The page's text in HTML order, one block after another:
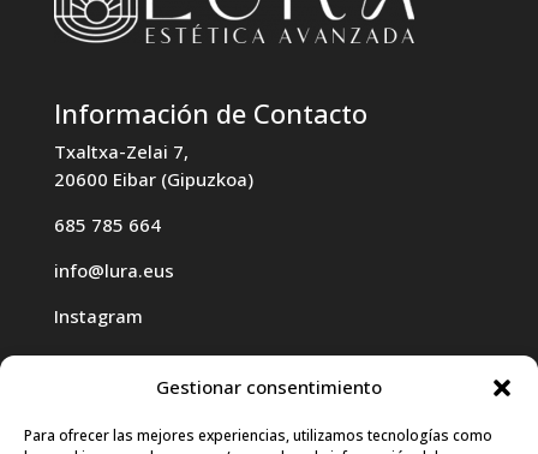
Gestionar consentimiento
Para ofrecer las mejores experiencias, utilizamos tecnologías como
Información de Contacto
Txaltxa-Zelai 7,
20600 Eibar (Gipuzkoa)
685 785 664
info@lura.eus
Instagram